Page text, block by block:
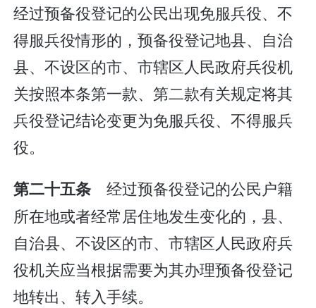
经过预备役登记的公民出现免服兵役、不
得服兵役情形的，预备役登记地县、自治
县、不设区的市、市辖区人民政府兵役机
关按照本条第一款、第二款有关规定将其
兵役登记结论变更为免服兵役、不得服兵
役。
第二十五条经过预备役登记的公民户籍
所在地或者经常居住地发生变化的，县、
自治县、不设区的市、市辖区人民政府兵
役机关应当根据需要为其办理预备役登记
地转出、转入手续。